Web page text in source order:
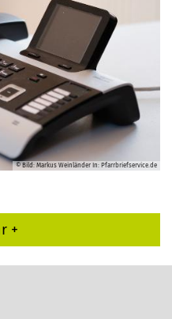
© Bild: Markus Weinländer In: Pfarrbriefservice.de
+